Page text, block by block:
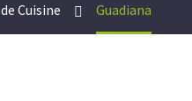
Cuisine
Guadiana